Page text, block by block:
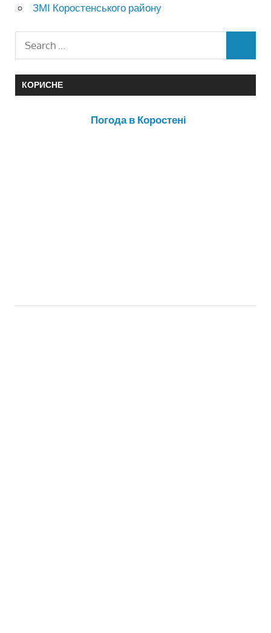
ЗМІ Коростенського району
КОРИСНЕ
Погода в Коростені